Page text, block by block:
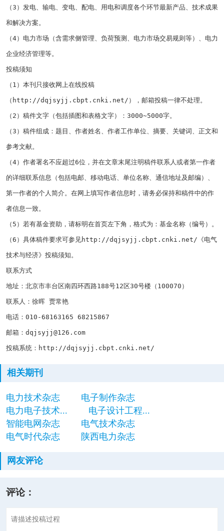
（3 ）发电、输电、变电、配电、用电和调度各个环节最新产品、技术成果
和解决方案。
（4）电力市场（含需求侧管理、负荷预测、电力市场交易规则等）、电力
企业经济管理等。
投稿须知
（ 1 ）本刊只接收网上在线投稿
（ http://dqjsyjj.cbpt.cnki.net/ ），邮箱投稿一律不处理。
（ 2 ）稿件文字（包括插图和表格文字）： 3000~5000字。
（3 ）稿件组成：题目、作者姓名、作者工作单位、摘要、关键词、正文和
参考文献。
（4）作者署名不应超过6位，并在文章末尾注明稿件联系人或者第一作者
的详细联系信息（包括电邮、移动电话、单位名称、通信地址及邮编）、
第一作者的个人简介。在网上填写作者信息时，请务必保持和稿件中的作
者信息一致。
（ 5 ）若有基金资助，请标明在首页左下角，格式为：基金名称（编号）。
（6 ）具体稿件要求可参见http://dqjsyjj.cbpt.cnki.net/ 《电气
技术与经济》投稿须知。
联系方式
地址：北京市丰台区南四环西路188号12区30号楼（ 100070 ）
联系人：徐晖 贾常艳
电话： 010-68163165 68215867
邮箱： dqjsyjj@126.com
投稿系统： http://dqjsyjj.cbpt.cnki.net/
相关期刊
电力技术杂志
电子制作杂志
电力电子技术...
电子设计工程...
智能电网杂志
电气技术杂志
电气时代杂志
陕西电力杂志
网友评论
评论：